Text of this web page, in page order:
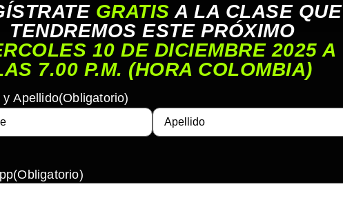
GRATISA LA CLASE QUE
TENDREMOS ESTE PRÓXIMO
10 DE DICIEMBRE 2025 A
7.00 P.M. (HORA COLOMBIA)
y Apellido(Obligatorio)
(Obligatorio)